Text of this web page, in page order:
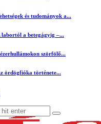
és tudományok a...
labortól a betegágyig –...
szörfölő...
ördögfióka története...